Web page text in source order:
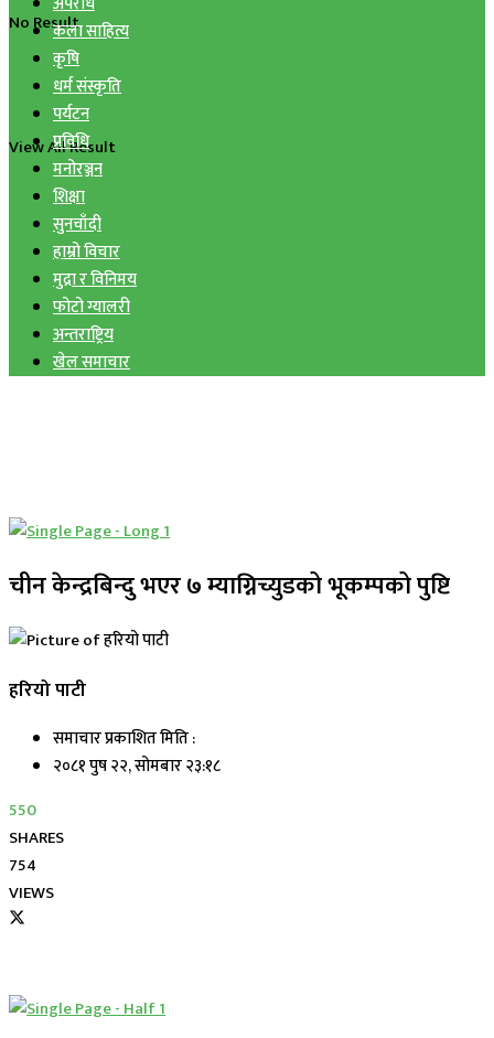
No Result
View All Result
कला साहित्य
कृषि
धर्म संस्कृति
पर्यटन
प्रविधि
मनोरञ्जन
शिक्षा
सुनचाँदी
हाम्रो विचार
मुद्रा र विनिमय
फोटो ग्यालरी
अन्तराष्ट्रिय
खेल समाचार
चीन केन्द्रबिन्दु भएर ७ म्याग्निच्युडको भूकम्पको पुष्टि
हरियो पाटी
समाचार प्रकाशित मिति :
२०८१ पुष २२, सोमबार २३:१८
550
SHARES
754
VIEWS